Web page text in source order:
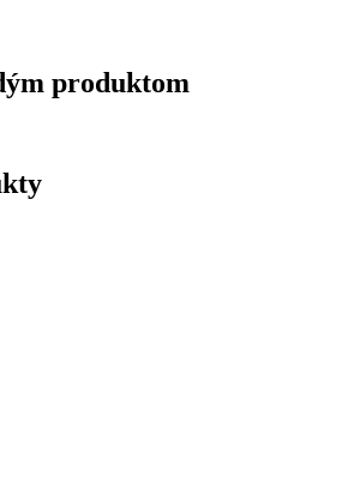
produktom